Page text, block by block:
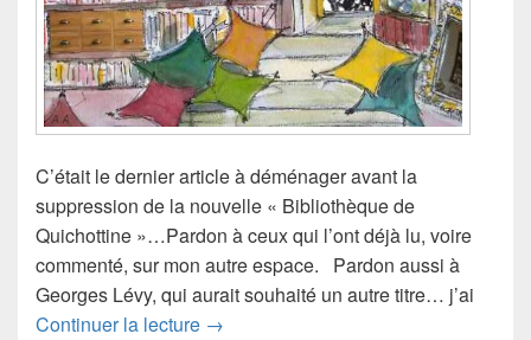
C’était le dernier article à déménager avant la
suppression de la nouvelle « Bibliothèque de
Quichottine »…Pardon à ceux qui l’ont déjà lu, voire
commenté, sur mon autre espace. Pardon aussi à
Georges Lévy, qui aurait souhaité un autre titre… j’ai
Continuer la lecture Don Quichotte pour les Nuls
→